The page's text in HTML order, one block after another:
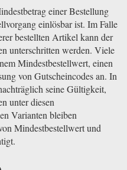
einer Bestellung
einlösbar ist. Im Falle
bestellten Artikel kann der
unterschritten werden. Viele
Mindestbestellwert, einen
von Gutscheincodes an. In
seine Gültigkeit,
unter diesen
Varianten bleiben
Mindestbestellwert und